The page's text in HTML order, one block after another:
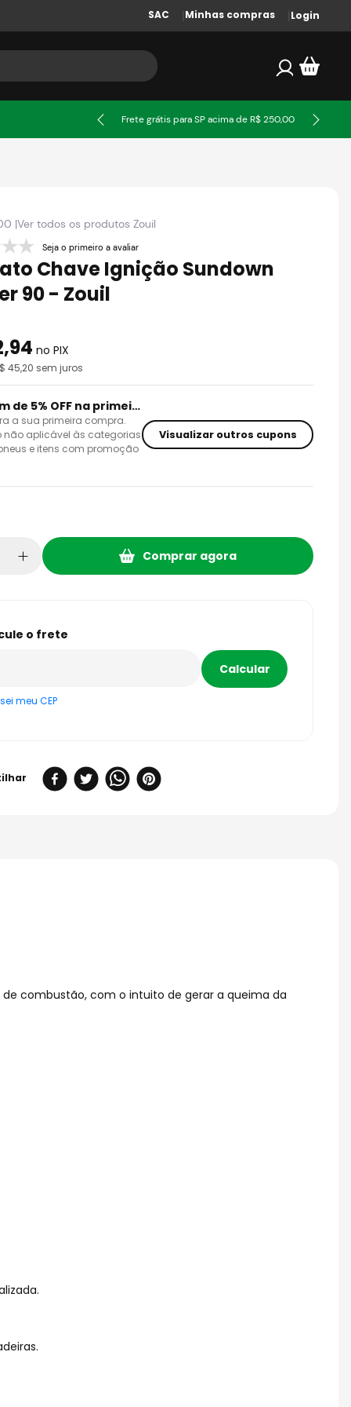
SAC Minhas compras Login
Frete grátis para SP acima de R$ 250,00
|Ver todos os produtosZouil
Seja o primeiro a avaliar
Chave Ignição Sundown
90 - Zouil
,94 no PIX
45,20 sem juros
Cupom de 5% OFF na primeira compra
a sua primeira compra.
não aplicável às categorias
e itens com promoção
Visualizar outros cupons
Comprar agora
meu CEP
combustão, com o intuito de gerar a queima da